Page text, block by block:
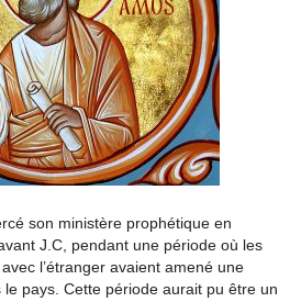
son ministère prophétique en
J.C, pendant une période où les
l’étranger avaient amené une
pays. Cette période aurait pu être un